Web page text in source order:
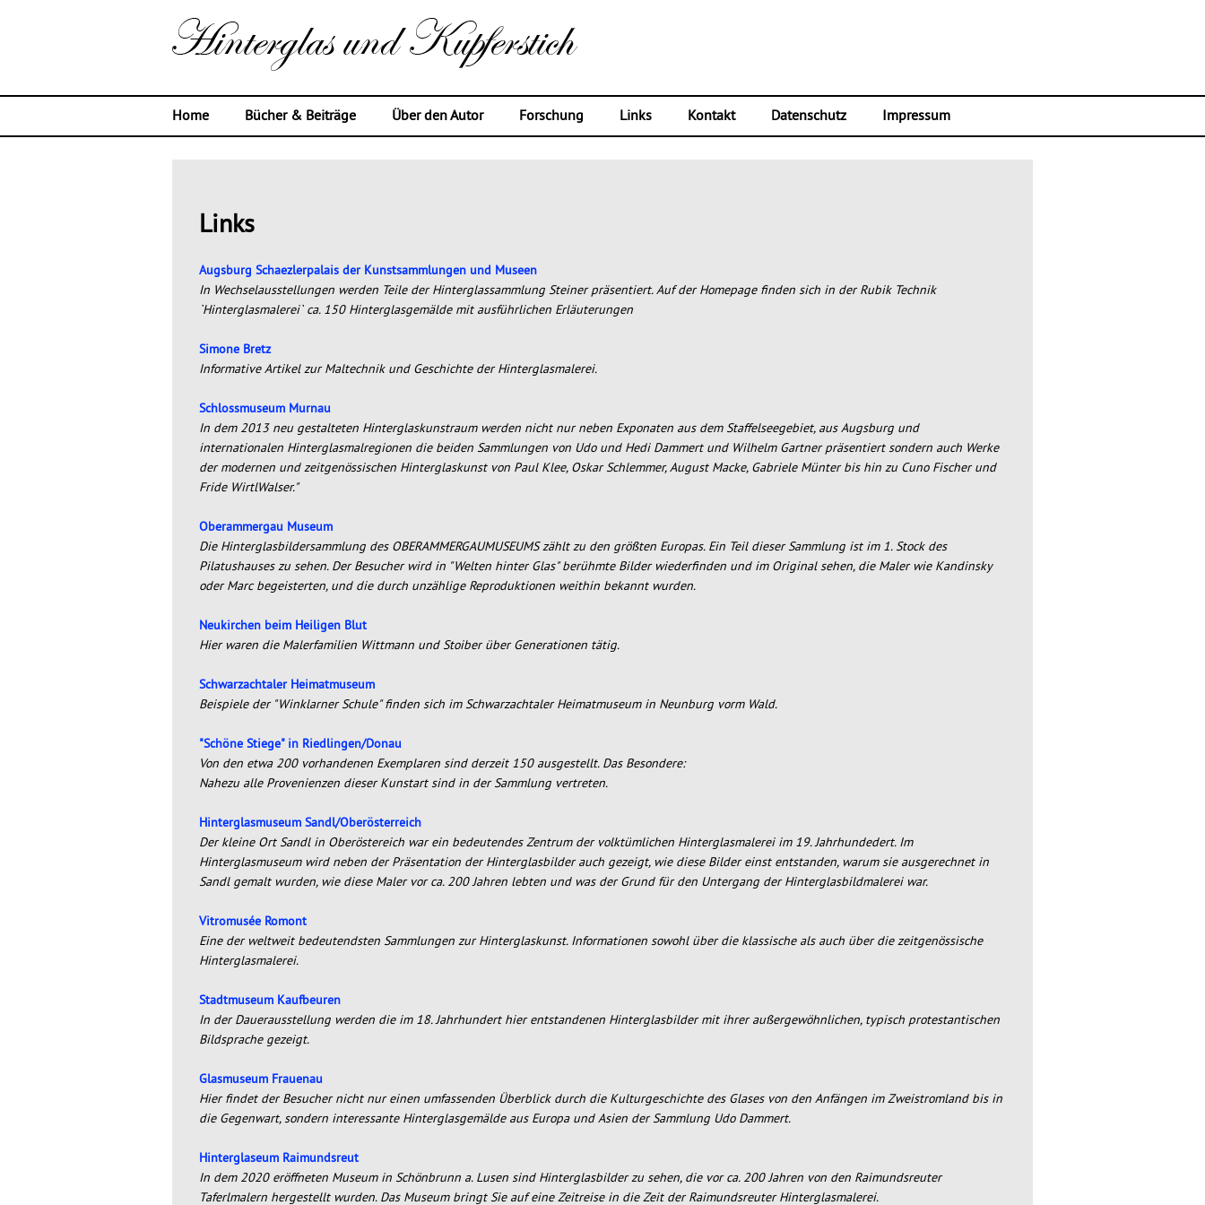
Home Bücher & Beiträge Über den Autor Forschung Links Kontakt Datenschutz Impressum
Links
Augsburg Schaezlerpalais der Kunstsammlungen und Museen
In Wechselausstellungen werden Teile der Hinterglassammlung Steiner präsentiert. Auf der Homepage finden sich in der Rubik Technik
`Hinterglasmalerei` ca. 150 Hinterglasgemälde mit ausführlichen Erläuterungen
Simone Bretz
Informative Artikel zur Maltechnik und Geschichte der Hinterglasmalerei.
Schlossmuseum Murnau
In dem 2013 neu gestalteten Hinterglaskunstraum werden nicht nur neben Exponaten aus dem Staffelseegebiet, aus Augsburg und
internationalen Hinterglasmalregionen die beiden Sammlungen von Udo und Hedi Dammert und Wilhelm Gartner präsentiert sondern auch Werke
der modernen und zeitgenössischen Hinterglaskunst von Paul Klee, Oskar Schlemmer, August Macke, Gabriele Münter bis hin zu Cuno Fischer und
Fride WirtlWalser."
Oberammergau Museum
Die Hinterglasbildersammlung des OBERAMMERGAUMUSEUMS zählt zu den größten Europas. Ein Teil dieser Sammlung ist im 1. Stock des
Pilatushauses zu sehen. Der Besucher wird in "Welten hinter Glas" berühmte Bilder wiederfinden und im Original sehen, die Maler wie Kandinsky
oder Marc begeisterten, und die durch unzählige Reproduktionen weithin bekannt wurden.
Neukirchen beim Heiligen Blut
Hier waren die Malerfamilien Wittmann und Stoiber über Generationen tätig.
Schwarzachtaler Heimatmuseum
Beispiele der "Winklarner Schule" finden sich im Schwarzachtaler Heimatmuseum in Neunburg vorm Wald.
"Schöne Stiege" in Riedlingen/Donau
Von den etwa 200 vorhandenen Exemplaren sind derzeit 150 ausgestellt. Das Besondere:
Nahezu alle Provenienzen dieser Kunstart sind in der Sammlung vertreten.
Hinterglasmuseum Sandl/Oberösterreich
Der kleine Ort Sandl in Oberöstereich war ein bedeutendes Zentrum der volktümlichen Hinterglasmalerei im 19. Jahrhundedert. Im
Hinterglasmuseum wird neben der Präsentation der Hinterglasbilder auch gezeigt, wie diese Bilder einst entstanden, warum sie ausgerechnet in
Sandl gemalt wurden, wie diese Maler vor ca. 200 Jahren lebten und was der Grund für den Untergang der Hinterglasbildmalerei war.
Vitromusée Romont
Eine der weltweit bedeutendsten Sammlungen zur Hinterglaskunst. Informationen sowohl über die klassische als auch über die zeitgenössische
Hinterglasmalerei.
Stadtmuseum Kaufbeuren
In der Dauerausstellung werden die im 18. Jahrhundert hier entstandenen Hinterglasbilder mit ihrer außergewöhnlichen, typisch protestantischen
Bildsprache gezeigt.
Glasmuseum Frauenau
Hier findet der Besucher nicht nur einen umfassenden Überblick durch die Kulturgeschichte des Glases von den Anfängen im Zweistromland bis in
die Gegenwart, sondern interessante Hinterglasgemälde aus Europa und Asien der Sammlung Udo Dammert.
Hinterglaseum Raimundsreut
In dem 2020 eröffneten Museum in Schönbrunn a. Lusen sind Hinterglasbilder zu sehen, die vor ca. 200 Jahren von den Raimundsreuter
Taferlmalern hergestellt wurden. Das Museum bringt Sie auf eine Zeitreise in die Zeit der Raimundsreuter Hinterglasmalerei.